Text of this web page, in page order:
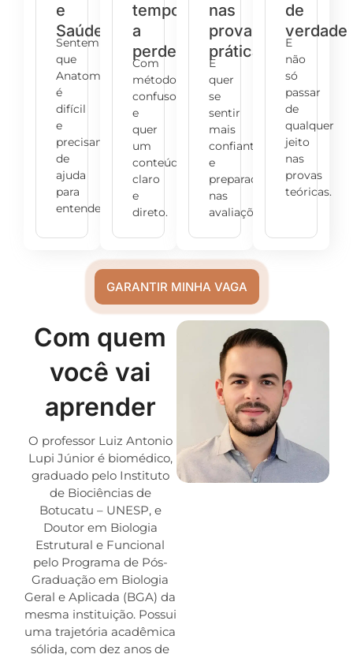
e
Saúde
Sentem
que
Anatomia
é
difícil
e
precisam
de
ajuda
para
entender.
tempo
a
perder
Com
métodos
confusos
e
quer
um
conteúdo
claro
e
direto.
nas
provas
práticas
E
quer
se
sentir
mais
confiante
e
preparado
nas
avaliações.
de
verdade
E
não
só
passar
de
qualquer
jeito
nas
provas
teóricas.
GARANTIR MINHA VAGA
Com quem
você vai
aprender
O professor Luiz Antonio
Lupi Júnior é biomédico,
graduado pelo Instituto
de Biociências de
Botucatu – UNESP, e
Doutor em Biologia
Estrutural e Funcional
pelo Programa de Pós-
Graduação em Biologia
Geral e Aplicada (BGA) da
mesma instituição. Possui
uma trajetória acadêmica
sólida, com dez anos de